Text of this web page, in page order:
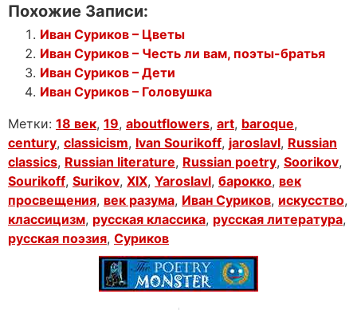
Похожие Записи:
Иван Суриков – Цветы
Иван Суриков – Честь ли вам, поэты-братья
Иван Суриков – Дети
Иван Суриков – Головушка
Метки: 18 век, 19, aboutflowers, art, baroque,
century, classicism, Ivan Sourikoff, jaroslavl, Russian
classics, Russian literature, Russian poetry, Soorikov,
Sourikoff, Surikov, XIX, Yaroslavl, барокко, век
просвещения, век разума, Иван Суриков, искусство,
классицизм, русская классика, русская литература,
русская поэзия, Суриков